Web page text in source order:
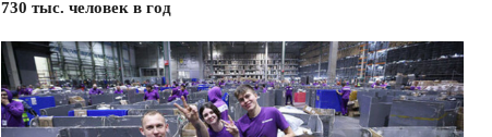
730 тыс. человек в год